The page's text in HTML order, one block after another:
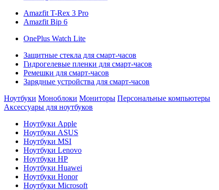
Amazfit T-Rex 3 Pro
Amazfit Bip 6
OnePlus Watch Lite
Защитные стекла для смарт-часов
Гидрогелевые пленки для смарт-часов
Ремешки для смарт-часов
Зарядные устройства для смарт-часов
Ноутбуки Моноблоки Мониторы Персональные компьютеры
Аксессуары для ноутбуков
Ноутбуки Apple
Ноутбуки ASUS
Ноутбуки MSI
Ноутбуки Lenovo
Ноутбуки HP
Ноутбуки Huawei
Ноутбуки Honor
Ноутбуки Microsoft